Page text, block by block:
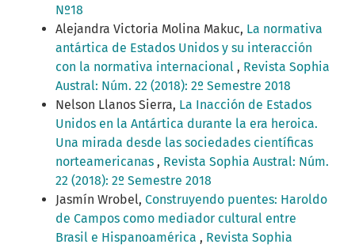
Nº18
Alejandra Victoria Molina Makuc, La normativa
antártica de Estados Unidos y su interacción
con la normativa internacional , Revista Sophia
Austral: Núm. 22 (2018): 2º Semestre 2018
Nelson Llanos Sierra, La Inacción de Estados
Unidos en la Antártica durante la era heroica.
Una mirada desde las sociedades científicas
norteamericanas , Revista Sophia Austral: Núm.
22 (2018): 2º Semestre 2018
Jasmín Wrobel, Construyendo puentes: Haroldo
de Campos como mediador cultural entre
Brasil e Hispanoamérica , Revista Sophia